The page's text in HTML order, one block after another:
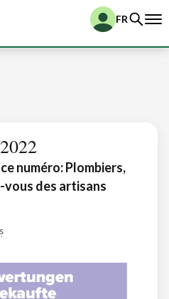
FR
numéro: Plombiers,
des artisans